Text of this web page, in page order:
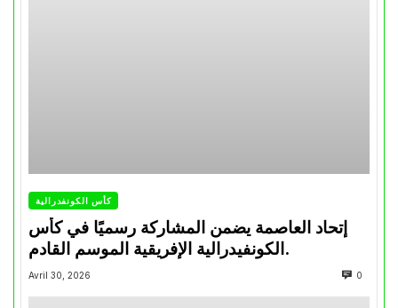
كأس الكونفدرالية
إتحاد العاصمة يضمن المشاركة رسميًا في كأس
الكونفيدرالية الإفريقية الموسم القادم.
Avril 30, 2026 0